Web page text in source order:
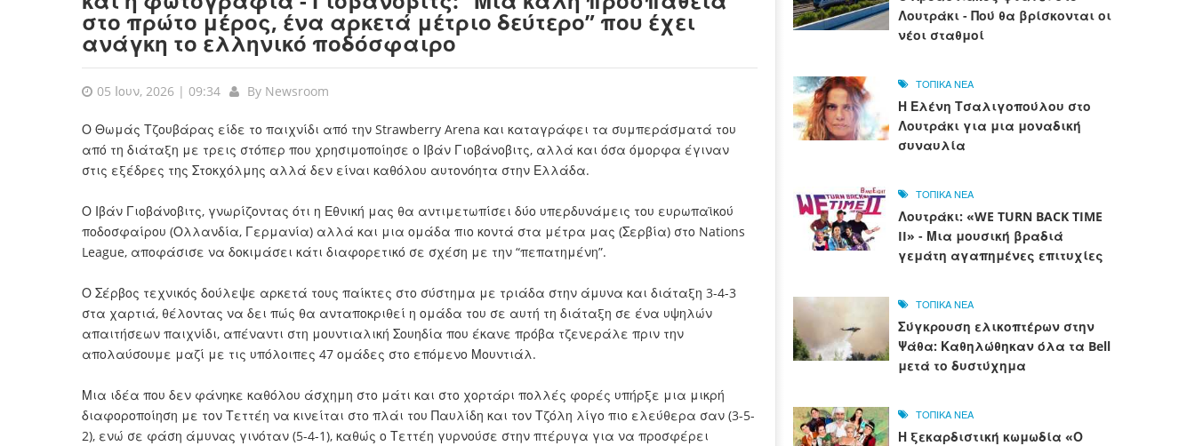
στο πρώτο μέρος, ένα αρκετά μέτριο δεύτερο” που έχει
ανάγκη το ελληνικό ποδόσφαιρο
05 Ιουν, 2026 | 09:34 By Newsroom
Ο Θωμάς Τζουβάρας είδε το παιχνίδι από την Strawberry Arena και καταγράφει τα συμπεράσματά του
από τη διάταξη με τρεις στόπερ που χρησιμοποίησε ο Ιβάν Γιοβάνοβιτς, αλλά και όσα όμορφα έγιναν
στις εξέδρες της Στοκχόλμης αλλά δεν είναι καθόλου αυτονόητα στην Ελλάδα.
Ο Ιβάν Γιοβάνοβιτς, γνωρίζοντας ότι η Εθνική μας θα αντιμετωπίσει δύο υπερδυνάμεις του ευρωπαϊκού
ποδοσφαίρου (Ολλανδία, Γερμανία) αλλά και μια ομάδα πιο κοντά στα μέτρα μας (Σερβία) στο Nations
League, αποφάσισε να δοκιμάσει κάτι διαφορετικό σε σχέση με την “πεπατημένη”.
Ο Σέρβος τεχνικός δούλεψε αρκετά τους παίκτες στο σύστημα με τριάδα στην άμυνα και διάταξη 3-4-3
στα χαρτιά, θέλοντας να δει πώς θα ανταποκριθεί η ομάδα του σε αυτή τη διάταξη σε ένα υψηλών
απαιτήσεων παιχνίδι, απέναντι στη μουντιαλική Σουηδία που έκανε πρόβα τζενεράλε πριν την
απολαύσουμε μαζί με τις υπόλοιπες 47 ομάδες στο επόμενο Μουντιάλ.
Μια ιδέα που δεν φάνηκε καθόλου άσχημη στο μάτι και στο χορτάρι πολλές φορές υπήρξε μια μικρή
διαφοροποίηση με τον Τεττέη να κινείται στο πλάι του Παυλίδη και τον Τζόλη λίγο πιο ελεύθερα σαν (3-5-
2), ενώ σε φάση άμυνας γινόταν (5-4-1), καθώς ο Τεττέη γυρνούσε στην πτέρυγα για να προσφέρει
Λουτράκι - Πού θα βρίσκονται οι
νέοι σταθμοί
ΤΟΠΙΚΑ ΝΕΑ
Η Ελένη Τσαλιγοπούλου στο
Λουτράκι για μια μοναδική
συναυλία
ΤΟΠΙΚΑ ΝΕΑ
Λουτράκι: «WE TURN BACK TIME
II» - Μια μουσική βραδιά
γεμάτη αγαπημένες επιτυχίες
ΤΟΠΙΚΑ ΝΕΑ
Σύγκρουση ελικοπτέρων στην
Ψάθα: Καθηλώθηκαν όλα τα Bell
μετά το δυστύχημα
ΤΟΠΙΚΑ ΝΕΑ
Η ξεκαρδιστική κωμωδία «Ο